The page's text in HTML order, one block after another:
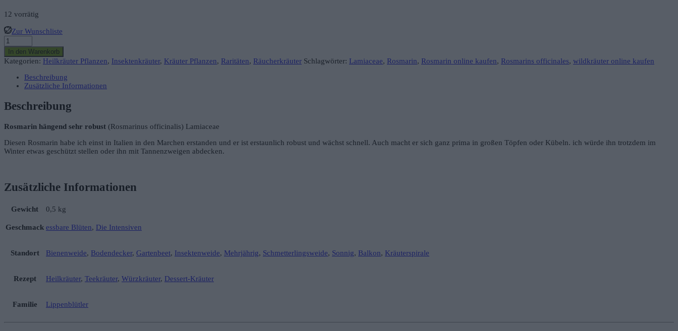
12 vorrätig
Zur Wunschliste
Rosmarin
hängend
Bio
Pflanze
Menge
In den Warenkorb
Kategorien: Heilkräuter Pflanzen, Insektenkräuter, Kräuter Pflanzen, Raritäten, Räucherkräuter Schlagwörter: Lamiaceae, Rosmarin, Rosmarin online kaufen, Rosmarins officinales, wildkräuter online kaufen
Beschreibung
Zusätzliche Informationen
Beschreibung
Rosmarin hängend sehr robust (Rosmarinus officinalis) Lamiaceae
Diesen Rosmarin habe ich einst in Italien in den Marchen erstanden und er ist erstaunlich robust und wächst schnell. Auch macht er sich ganz prima in großen Töpfen oder Kübeln. ich würde ihn trotzdem im
Winter etwas geschützt stellen oder ihn mit Tannenzweigen abdecken.
Zusätzliche Informationen
Gewicht 0,5 kg
Geschmack essbare Blüten, Die Intensiven
Standort Bienenweide, Bodendecker, Gartenbeet, Insektenweide, Mehrjährig, Schmetterlingsweide, Sonnig, Balkon, Kräuterspirale
Rezept Heilkräuter, Teekräuter, Würzkräuter, Dessert-Kräuter
Familie Lippenblütler